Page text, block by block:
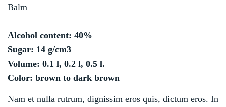
Balm
Alcohol content: 40%
Sugar: 14 g/cm3
Volume: 0.1 l, 0.2 l, 0.5 l.
Color: brown to dark brown
Nam et nulla rutrum, dignissim eros quis, dictum eros. In